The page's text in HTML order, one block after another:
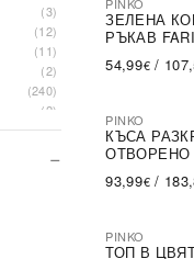
(3)
(12)
(11)
(2)
(240)
(2)
(107)
-80%
ЗЕЛЕНА
РЪКАВ
54,99€ /
-71%
PINKO
КЪСА
ОТВОРЕНО
93,99€ /
-43%
PINKO
ТОП В